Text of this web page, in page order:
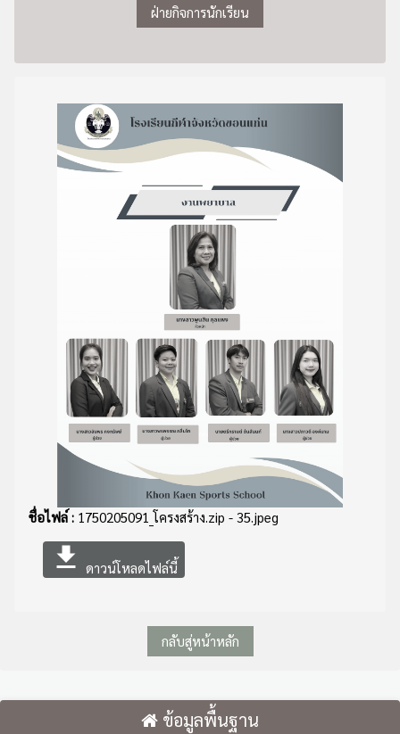
ฝ่ายกิจการนักเรียน
ชื่อไฟล์ : 1750205091_โครงสร้าง.zip - 35.jpeg
file_download ดาวน์โหลดไฟล์นี้
กลับสู่หน้าหลัก
ข้อมูลพื้นฐาน